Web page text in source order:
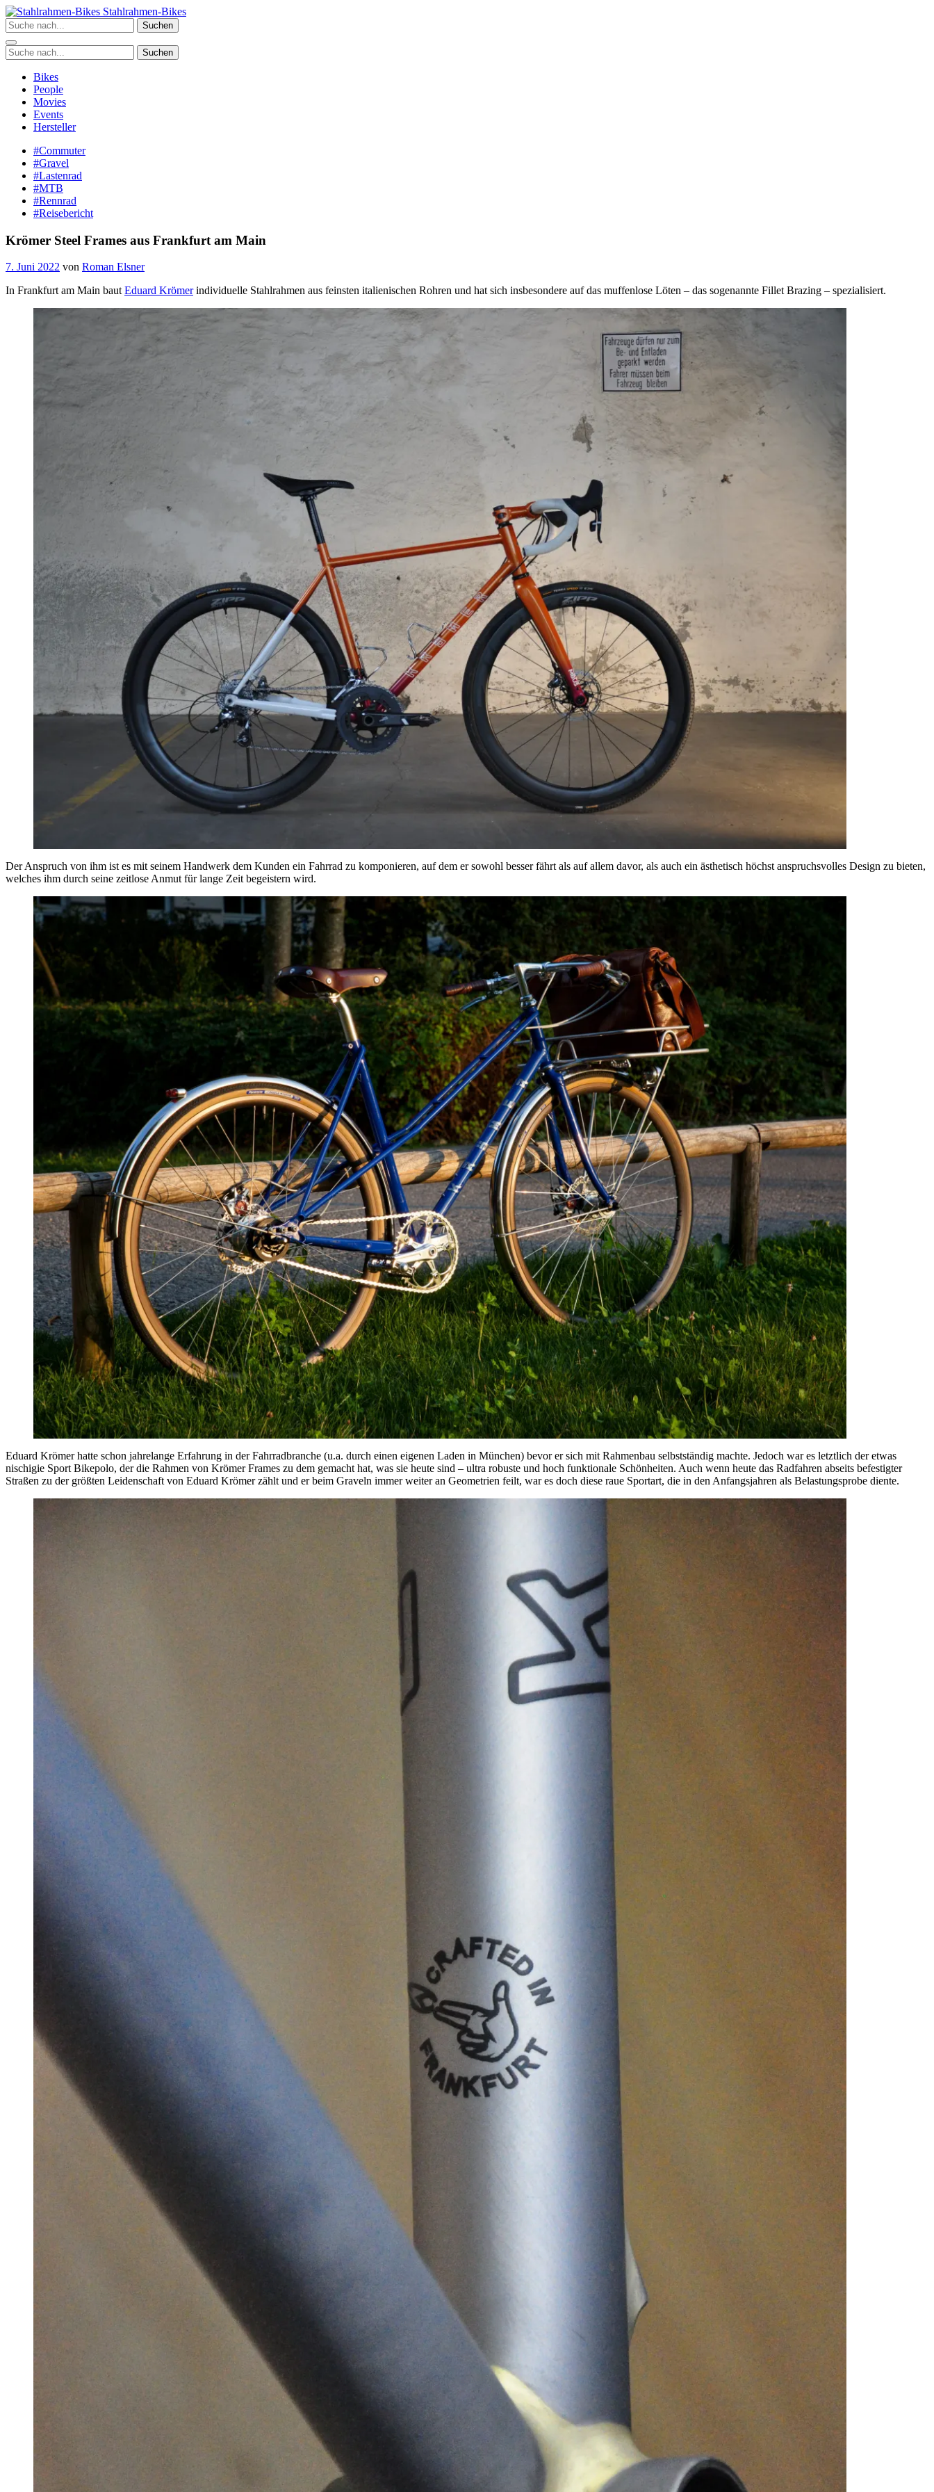
Zum
Inhalt
springen
Stahlrahmen-Bikes
Suchen
Suchen
Bikes
People
Movies
Events
Hersteller
#Commuter
#Gravel
#Lastenrad
#MTB
#Rennrad
#Reisebericht
Krömer Steel Frames aus Frankfurt am Main
7. Juni 2022 von Roman Elsner
In Frankfurt am Main bautEduard Krömerindividuelle Stahlrahmen aus feinsten italienischen Rohren und hat sich insbesondere auf das muffenlose Löten – das sogenannte Fillet Brazing – spezialisiert.
Der Anspruch von ihm ist es mit seinem Handwerk dem Kunden ein Fahrrad zu komponieren, auf dem er sowohl besser fährt als auf allem davor, als auch ein ästhetisch höchst anspruchsvolles Design zu bieten,
welches ihm durch seine zeitlose Anmut für lange Zeit begeistern wird.
Eduard Krömer hatte schon jahrelange Erfahrung in der Fahrradbranche (u.a. durch einen eigenen Laden in München) bevor er sich mit Rahmenbau selbstständig machte. Jedoch war es letztlich der etwas
nischigie Sport Bikepolo, der die Rahmen von Krömer Frames zu dem gemacht hat, was sie heute sind – ultra robuste und hoch funktionale Schönheiten. Auch wenn heute das Radfahren abseits befestigter
Straßen zu der größten Leidenschaft von Eduard Krömer zählt und er beim Graveln immer weiter an Geometrien feilt, war es doch diese raue Sportart, die in den Anfangsjahren als Belastungsprobe diente.